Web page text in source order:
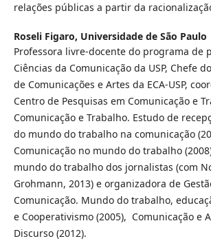
relações públicas a partir da
Roseli Figaro, Universidade de São Paulo
Professora livre-docente do programa de
Ciências da Comunicação da USP, Chefe
de Comunicações e Artes da ECA-USP,
Centro de Pesquisas em Comunicação e
Comunicação e Trabalho. Estudo de
do mundo do trabalho na comunicação
Comunicação no mundo do trabalho
mundo do trabalho dos jornalistas (com
Grohmann, 2013) e organizadora de
Comunicação. Mundo do trabalho,
e Cooperativismo (2005), Comunicação e
Discurso (2012).